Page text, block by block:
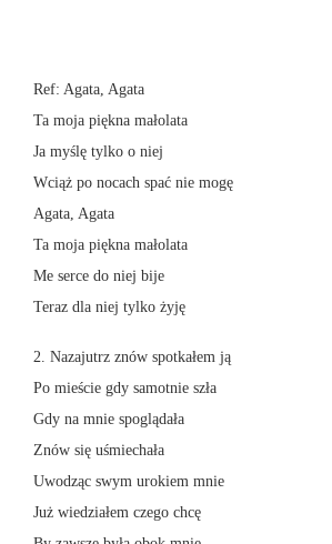
Ref: Agata, Agata
Ta moja piękna małolata
Ja myślę tylko o niej
Wciąż po nocach spać nie mogę
Agata, Agata
Ta moja piękna małolata
Me serce do niej bije
Teraz dla niej tylko żyję
2. Nazajutrz znów spotkałem ją
Po mieście gdy samotnie szła
Gdy na mnie spoglądała
Znów się uśmiechała
Uwodząc swym urokiem mnie
Już wiedziałem czego chcę